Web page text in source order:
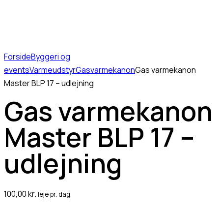
ForsideByggeri og
eventsVarmeudstyrGasvarmekanonGas varmekanon
Master BLP 17 – udlejning
Gas varmekanon
Master BLP 17 –
udlejning
100,00kr. leje pr. dag